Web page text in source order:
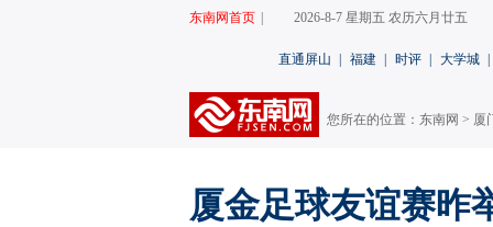
东南网首页 2026-8-7 星期五 农历六月廿五
直通屏山 福建 时评 大学城
您所在的位置： 东南网 > 厦
厦金足球友谊赛昨